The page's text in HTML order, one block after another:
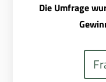
Die Umfrage